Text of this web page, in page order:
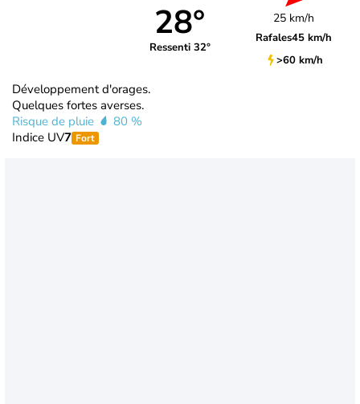
28°
Ressenti 32°
25 km/h
Rafales45 km/h
>60 km/h
Développement d'orages.
Quelques fortes averses.
Risque de pluie
80 %
Indice UV7 Fort